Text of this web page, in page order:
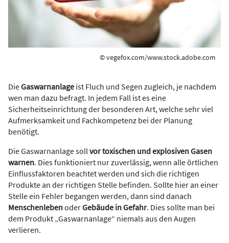
© vegefox.com/www.stock.adobe.com
DieGaswarnanlage ist Fluch und Segen zugleich, je nachdem
wen man dazu befragt. In jedem Fall ist es eine
Sicherheitseinrichtung der besonderen Art, welche sehr viel
Aufmerksamkeit und Fachkompetenz bei der Planung
benötigt.
Die Gaswarnanlage sollvor toxischen und explosiven Gasen
warnen. Dies funktioniert nur zuverlässig, wenn alle örtlichen
Einflussfaktoren beachtet werden und sich die richtigen
Produkte an der richtigen Stelle befinden. Sollte hier an einer
Stelle ein Fehler begangen werden, dann sind danach
MenschenlebenoderGebäude in Gefahr. Dies sollte man bei
dem Produkt „Gaswarnanlage“ niemals aus den Augen
verlieren.